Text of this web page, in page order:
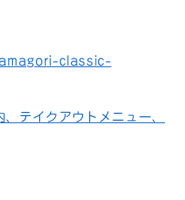
classic-
テイクアウトメニュー、